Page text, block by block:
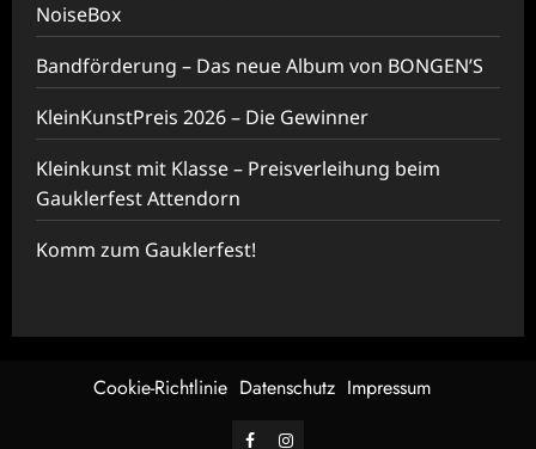
NoiseBox
Bandförderung – Das neue Album von BONGEN’S
KleinKunstPreis 2026 – Die Gewinner
Kleinkunst mit Klasse – Preisverleihung beim
Gauklerfest Attendorn
Komm zum Gauklerfest!
Cookie-Richtlinie Datenschutz Impressum
FacebookInstagram